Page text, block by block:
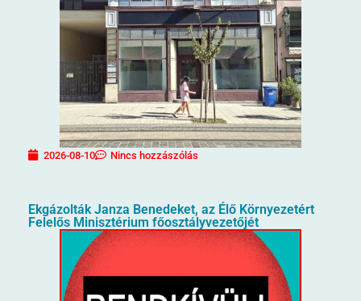
2026-08-10 Nincs hozzászólás
Ekgázolták Janza Benedeket, az Élő Környezetért
Felelős Minisztérium főosztályvezetőjét